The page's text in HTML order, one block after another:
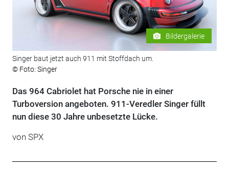
Bildergalerie
Singer baut jetzt auch 911 mit Stoffdach um.
© Foto: Singer
Das 964 Cabriolet hat Porsche nie in einer
Turboversion angeboten. 911-Veredler Singer füllt
nun diese 30 Jahre unbesetzte Lücke.
von SPX